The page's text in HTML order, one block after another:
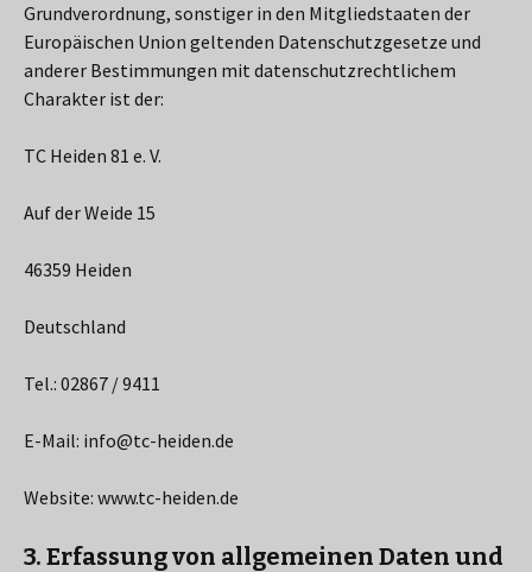
Grundverordnung, sonstiger in den Mitgliedstaaten der
Europäischen Union geltenden Datenschutzgesetze und
anderer Bestimmungen mit datenschutzrechtlichem
Charakter ist der:
TC Heiden 81 e. V.
Auf der Weide 15
46359 Heiden
Deutschland
Tel.: 02867 / 9411
E-Mail: info@tc-heiden.de
Website: www.tc-heiden.de
3. Erfassung von allgemeinen Daten und